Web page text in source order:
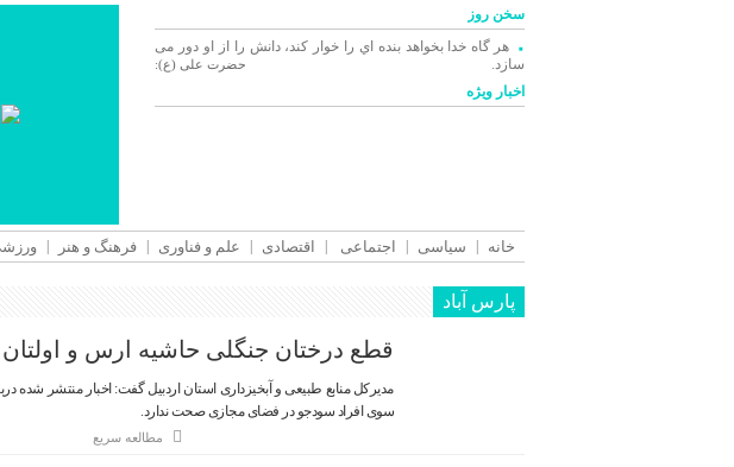
سخن روز
هر گاه خدا بخواهد بنده اي را خوار كند، دانش را از او دور می
سازد.
حضرت علی (ع):
اخبار ویژه
خانه سیاسی اجتماعی اقتصادی علم و فناوری فرهنگ و هنر
پارس آباد
قطع درختان جنگلی حاشیه ارس و
مدیرکل منابع طبیعی و آبخیزداری استان اردبیل گفت: اخبار منتشر شده
سوی افراد سودجو در فضای مجازی صحت ندارد.
مطالعه سریع